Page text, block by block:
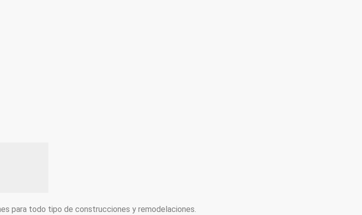
para todo tipo de construcciones y remodelaciones.